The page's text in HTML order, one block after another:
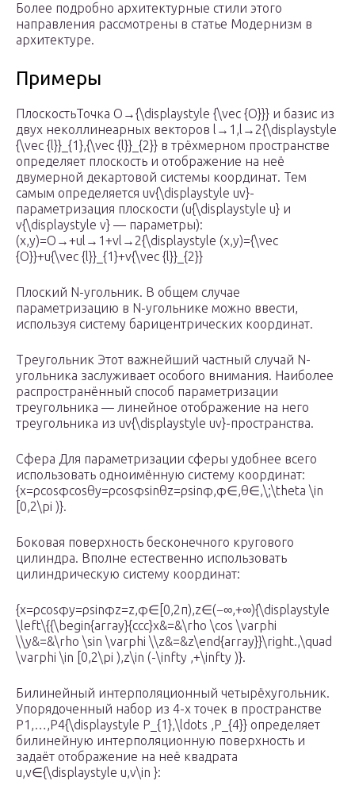
Более подробно архитектурные стили этого
направления рассмотрены в статье Модернизм в
архитектуре.
Примеры
ПлоскостьТочка O→{\displaystyle {\vec {O}}} и базис из
двух неколлинеарных векторов l→1,l→2{\displaystyle
{\vec {l}}_{1},{\vec {l}}_{2}} в трёхмерном пространстве
определяет плоскость и отображение на неё
двумерной декартовой системы координат. Тем
самым определяется uv{\displaystyle uv}-
параметризация плоскости (u{\displaystyle u} и
v{\displaystyle v} — параметры):
(x,y)=O→+ul→1+vl→2{\displaystyle (x,y)={\vec
{O}}+u{\vec {l}}_{1}+v{\vec {l}}_{2}}
Плоский N-угольник. В общем случае
параметризацию в N-угольнике можно ввести,
используя систему барицентрических координат.
Треугольник Этот важнейший частный случай N-
угольника заслуживает особого внимания. Наиболее
распространённый способ параметризации
треугольника — линейное отображение на него
треугольника из uv{\displaystyle uv}-пространства.
Сфера Для параметризации сферы удобнее всего
использовать одноимённую систему координат:
{x=ρcos⁡φcos⁡θy=ρcos⁡φsin⁡θz=ρsin⁡φ,φ∈,θ∈,\;\theta \in
[0,2\pi )}.
Боковая поверхность бесконечного кругового
цилиндра. Вполне естественно использовать
цилиндрическую систему координат:
{x=ρcos⁡φy=ρsin⁡φz=z,φ∈[0,2π),z∈(−∞,+∞){\displaystyle
\left\{{\begin{array}{ccc}x&=&\rho \cos \varphi
\\y&=&\rho \sin \varphi \\z&=&z\end{array}}\right.,\quad
\varphi \in [0,2\pi ),z\in (-\infty ,+\infty )}.
Билинейный интерполяционный четырёхугольник.
Упорядоченный набор из 4-х точек в пространстве
P1,…,P4{\displaystyle P_{1},\ldots ,P_{4}} определяет
билинейную интерполяционную поверхность и
задаёт отображение на неё квадрата
u,v∈{\displaystyle u,v\in }: